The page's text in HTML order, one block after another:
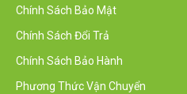
Chính Sách Bảo Mật
Chính Sách Đổi Trả
Chính Sách Bảo Hành
Phương Thức Vận Chuyển